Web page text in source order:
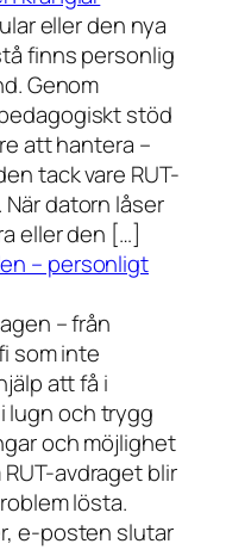
eller den nya
finns personlig
Genom
stöd
att hantera –
tack vare RUT-
datorn låser
eller den […]
– personligt
– från
som inte
att få i
lugn och trygg
och möjlighet
avdraget blir
lösta.
e-posten slutar